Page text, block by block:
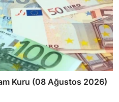
Kuru (08 Ağustos 2026)